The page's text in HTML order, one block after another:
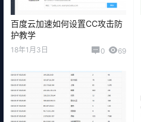
百度云加速如何设置CC攻击防
护教学
18年1月3日 0 69